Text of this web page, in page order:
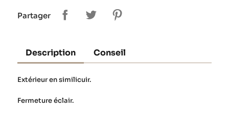
Partager
Description Conseil
Extérieur en similicuir.
Fermeture éclair.